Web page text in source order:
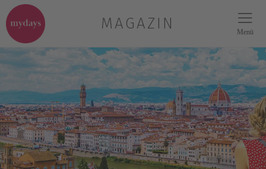
MAGAZIN Menü